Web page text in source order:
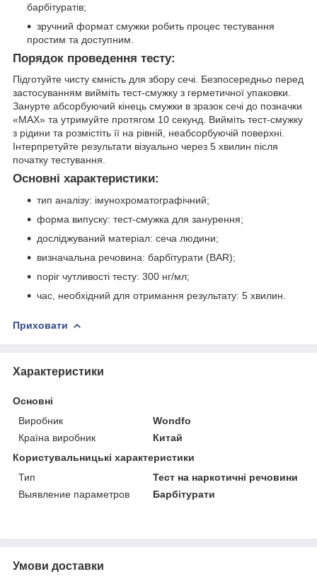
барбітуратів;
зручний формат смужки робить процес тестування
простим та доступним.
Порядок проведення тесту:
Підготуйте чисту ємність для збору сечі. Безпосередньо перед
застосуванням вийміть тест-смужку з герметичної упаковки.
Занурте абсорбуючий кінець смужки в зразок сечі до позначки
«MAX» та утримуйте протягом 10 секунд. Вийміть тест-смужку
з рідини та розмістіть її на рівній, неабсорбуючій поверхні.
Інтерпретуйте результати візуально через 5 хвилин після
початку тестування.
Основні характеристики:
тип аналізу: імунохроматографічний;
форма випуску: тест-смужка для занурення;
досліджуваний матеріал: сеча людини;
визначальна речовина: барбітурати (BAR);
поріг чутливості тесту: 300 нг/мл;
час, необхідний для отримання результату: 5 хвилин.
Приховати
Характеристики
Основні
Виробник
Wondfo
Країна виробник
Китай
Користувальницькі характеристики
Тип
Тест на наркотичні речовини
Выявление параметров
Барбітурати
Умови доставки